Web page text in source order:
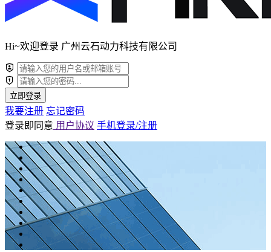
Hi~欢迎登录 广州云石动力科技有限公司
立即登录
我要注册 忘记密码
登录即同意 用户协议 手机登录/注册